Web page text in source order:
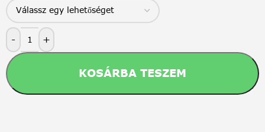
- +
KOSÁRBA TESZEM